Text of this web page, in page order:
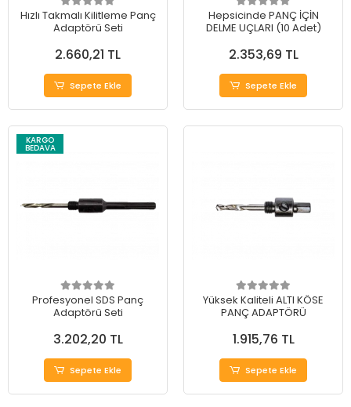
Hızlı Takmalı Kilitleme Panç
Adaptörü Seti
2.660,21 TL
Sepete Ekle
Hepsicinde PANÇ İÇİN
DELME UÇLARI (10 Adet)
2.353,69 TL
Sepete Ekle
KARGO
BEDAVA
Profesyonel SDS Panç
Adaptörü Seti
3.202,20 TL
Sepete Ekle
Yüksek Kaliteli ALTI KÖSE
PANÇ ADAPTÖRÜ
1.915,76 TL
Sepete Ekle